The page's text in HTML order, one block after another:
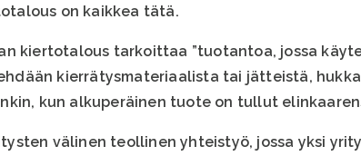
on kaikkea tätä.
kiertotalous tarkoittaa ”tuotantoa, jossa
kierrätysmateriaalista tai jätteistä,
kun alkuperäinen tuote on tullut
välinen teollinen yhteistyö, jossa yksi